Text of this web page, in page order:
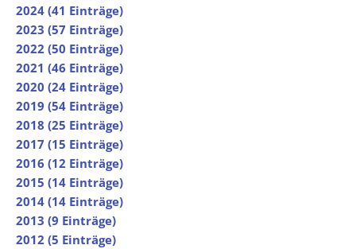
2024 (41 Einträge)
2023 (57 Einträge)
2022 (50 Einträge)
2021 (46 Einträge)
2020 (24 Einträge)
2019 (54 Einträge)
2018 (25 Einträge)
2017 (15 Einträge)
2016 (12 Einträge)
2015 (14 Einträge)
2014 (14 Einträge)
2013 (9 Einträge)
2012 (5 Einträge)